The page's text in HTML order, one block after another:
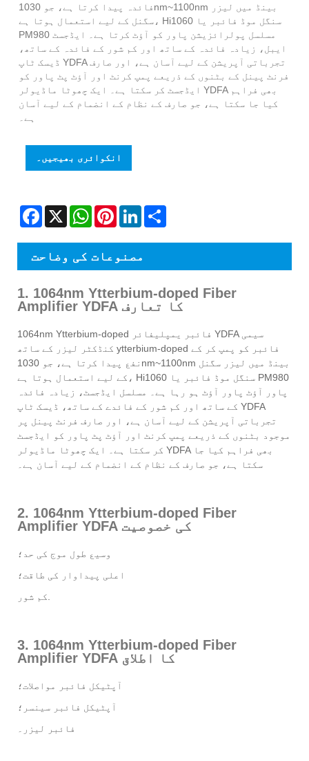
فائدہ پیدا کرتا ہے، جو 1030nm~1100nm بینڈ میں لیزر
سگنل کے لیے استعمال ہوتا ہے، Hi1060 سنگل موڈ فائبر یا
PM980 مسلسل پولرائزیشن پاور کو آؤٹ کرتا ہے۔ ایڈجسٹ
ایبل، زیادہ فائدہ کے ساتھ اور کم شور کے فائدہ کے ساتھ،
ڈیسک ٹاپ YDFA تجرباتی آپریشن کے لیے آسان ہے، اور صارف
فرنٹ پینل کے بٹنوں کے ذریعے پمپ کرنٹ اور آؤٹ پٹ پاور کو
ایڈجسٹ کر سکتا ہے۔ ایک چھوٹا ماڈیولر YDFA بھی فراہم
کیا جا سکتا ہے، جو صارف کے نظام کے انضمام کے لیے آسان
ہے۔
انکوائری بھیجیں۔
Facebook
X WhatsAppPinterestLinkedIn
مصنوعات کی وضاحت
1. 1064nm Ytterbium-doped Fiber
Amplifier YDFA کا تعارف
1064nm Ytterbium-doped فائبر یمپلیفائر YDFA سیمی
کنڈکٹر لیزر کے ساتھ ytterbium-doped فائبر کو پمپ کر کے
نفع پیدا کرتا ہے، جو 1030nm~1100nm بینڈ میں لیزر سگنل
کے لیے استعمال ہوتا ہے، Hi1060 سنگل موڈ فائبر یا PM980
پاور آؤٹ پاور آؤٹ ہو رہا ہے۔ مسلسل ایڈجسٹ، زیادہ فائدہ
کے ساتھ اور کم شور کے فائدے کے ساتھ، ڈیسک ٹاپ YDFA
تجرباتی آپریشن کے لیے آسان ہے، اور صارف فرنٹ پینل پر
موجود بٹنوں کے ذریعے پمپ کرنٹ اور آؤٹ پٹ پاور کو ایڈجسٹ
کر سکتا ہے۔ ایک چھوٹا ماڈیولر YDFA بھی فراہم کیا جا
سکتا ہے، جو صارف کے نظام کے انضمام کے لیے آسان ہے۔
2. 1064nm Ytterbium-doped Fiber
Amplifier YDFA کی خصوصیت
وسیع طول موج کی حد؛
اعلی پیداوار کی طاقت؛
3. 1064nm Ytterbium-doped Fiber
Amplifier YDFA کا اطلاق
آپٹیکل فائبر مواصلات؛
آپٹیکل فائبر سینسر؛
فائبر لیزر۔